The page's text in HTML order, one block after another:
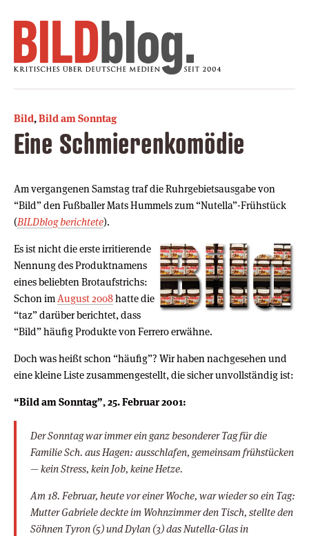
Bild,Bild am Sonntag
Eine Schmierenkomödie
Am vergangenen Samstag traf die Ruhrgebietsausgabe von
“Bild” den Fußballer Mats Hummels zum “Nutella”-Frühstück
(BILDblog berichtete).
Es ist nicht die erste irritierende
Nennung des Produktnamens
eines beliebten Brotaufstrichs:
Schon im August 2008hatte die
“taz” darüber berichtet, dass
“Bild” häufig Produkte von Ferrero erwähne.
Doch was heißt schon “häufig”? Wir haben nachgesehen und
eine kleine Liste zusammengestellt, die sicher unvollständig ist:
“Bild am Sonntag”, 25. Februar 2001:
Der Sonntag war immer ein ganz besonderer Tag für die
Familie Sch. aus Hagen: ausschlafen, gemeinsam frühstücken
— kein Stress, kein Job, keine Hetze.
Am 18. Februar, heute vor einer Woche, war wieder so ein Tag:
Mutter Gabriele deckte im Wohnzimmer den Tisch, stellte den
Söhnen Tyron (5) und Dylan (3) das Nutella-Glas in